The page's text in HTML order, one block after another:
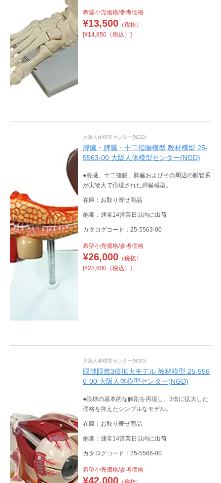
希望小売価格/参考価格
¥13,500（税抜）
[¥14,850（税込）]
大阪人体模型センター(NGD)
膵臓・脾臓・十二指腸模型 教材模型 25-
5563-00 大阪人体模型センター(NGD)
●膵臓、十二指腸、脾臓およびその周辺の脈管系
が実物大で再現された膵臓模型。
在庫：お取り寄せ商品
納期：通常14営業日以内に出荷
カタログコード：25-5563-00
希望小売価格/参考価格
¥26,000（税抜）
[¥28,600（税込）]
大阪人体模型センター(NGD)
眼球眼窩3倍拡大モデル 教材模型 25-556
6-00 大阪人体模型センター(NGD)
●眼球の基本的な解剖を再現し、3倍に拡大した
価格を抑えたシンプルなモデル。
在庫：お取り寄せ商品
納期：通常14営業日以内に出荷
カタログコード：25-5566-00
希望小売価格/参考価格
¥42,000